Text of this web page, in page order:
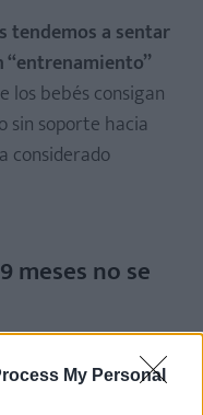
My Personal
tendemos a sentar
los bebés consigan
sin soporte hacia
considerado
meses no se
no debe
Y es que no